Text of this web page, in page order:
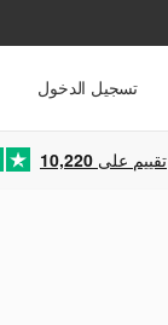
تسجيل الدخول
10,220 تقييم على